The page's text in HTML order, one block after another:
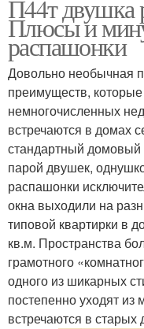
П44т двушка
Плюсы и
распашонки
Довольно необычная
преимуществ,
немногочисленных
встречаются в домах
стандартный домовый
парой двушек,
распашонки
окна выходили на
типовой квартирки в
кв.м. Пространства
грамотного
одного из шикарных
постепенно уходят
встречаются в старых